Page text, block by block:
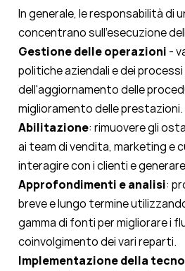
In generale, le responsabilità di
concentrano sull'esecuzione
Gestione delle operazioni -
politiche aziendali e dei
dell'aggiornamento delle
miglioramento delle prestazioni.
Abilitazione: rimuovere gli
ai team di vendita, marketing e
interagire con i clienti e
Approfondimenti e analisi:
breve e lungo termine
gamma di fonti per migliorare i
coinvolgimento dei vari reparti.
Implementazione della